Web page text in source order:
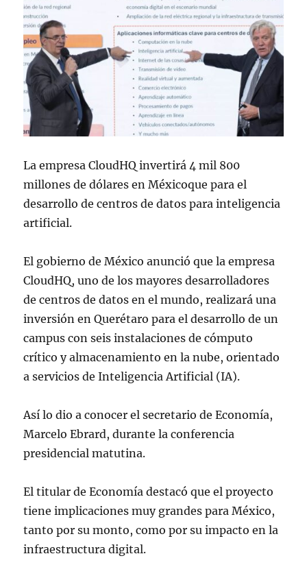
La empresa CloudHQ invertirá 4 mil 800
millones de dólares en Méxicoque para el
desarrollo de centros de datos para inteligencia
artificial.
El gobierno de México anunció que la empresa
CloudHQ, uno de los mayores desarrolladores
de centros de datos en el mundo, realizará una
inversión en Querétaro para el desarrollo de un
campus con seis instalaciones de cómputo
crítico y almacenamiento en la nube, orientado
a servicios de Inteligencia Artificial (IA).
Así lo dio a conocer el secretario de Economía,
Marcelo Ebrard, durante la conferencia
presidencial matutina.
El titular de Economía destacó que el proyecto
tiene implicaciones muy grandes para México,
tanto por su monto, como por su impacto en la
infraestructura digital.